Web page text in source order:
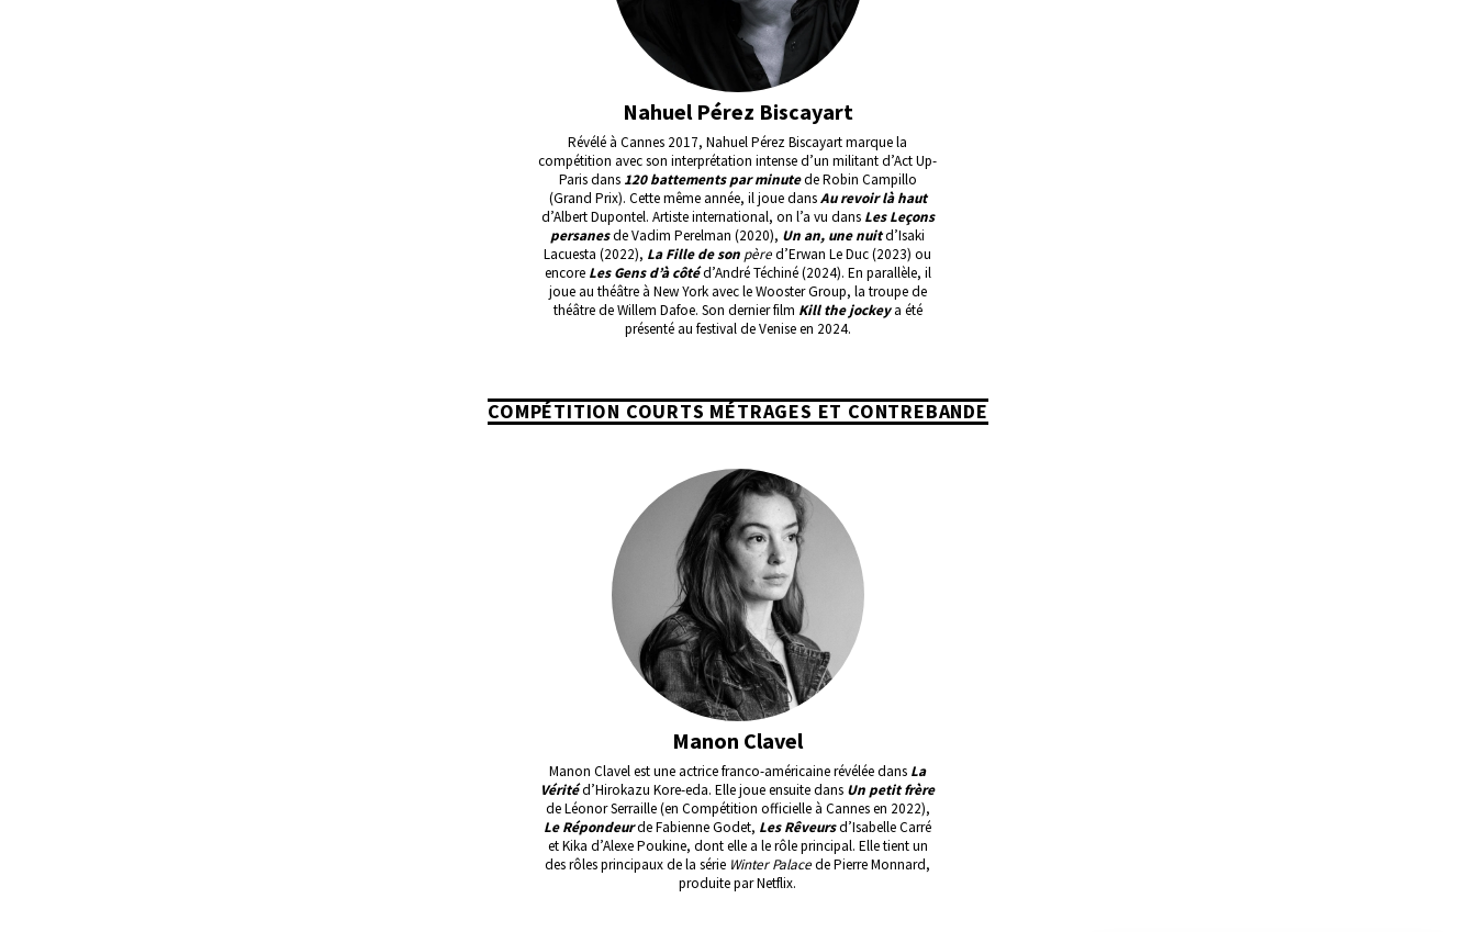
Nahuel Pérez Biscayart
Révélé à Cannes 2017, Nahuel Pérez Biscayart marque la
compétition avec son interprétation intense d’un militant d’Act Up-
Paris dans 120 battements par minutede Robin Campillo
(Grand Prix). Cette même année, il joue dansAu revoir là haut
d’Albert Dupontel. Artiste international, on l’a vu dans Les Leçons
persanesde Vadim Perelman (2020), Un an, une nuitd’Isaki
Lacuesta (2022), La Fille de son pèred’Erwan Le Duc (2023) ou
encore Les Gens d’à côtéd’André Téchiné (2024). En parallèle, il
joue au théâtre à New York avec le Wooster Group, la troupe de
théâtre de Willem Dafoe. Son dernier film Kill the jockeya été
présenté au festival de Venise en 2024.
COMPÉTITION COURTS MÉTRAGES ET CONTREBANDE
Manon Clavel
Manon Clavel est une actrice franco-américaine révélée dans La
Véritéd’Hirokazu Kore-eda. Elle joue ensuite dans Un petit frère
de Léonor Serraille (en Compétition officielle à Cannes en 2022),
Le Répondeurde Fabienne Godet, Les Rêveursd’Isabelle Carré
et Kika d’Alexe Poukine, dont elle a le rôle principal. Elle tient un
des rôles principaux de la série Winter Palacede Pierre Monnard,
produite par Netflix.